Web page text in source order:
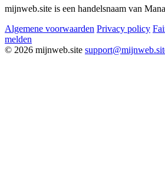
mijnweb.site is een handelsnaam van
Algemene voorwaarden Privacy policy
melden
© 2026 mijnweb.site